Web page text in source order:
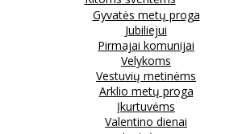
Gyvatės metų proga
Jubiliejui
Pirmajai komunijai
Velykoms
Vestuvių metinėms
Arklio metų proga
Įkurtuvėms
Valentino dienai